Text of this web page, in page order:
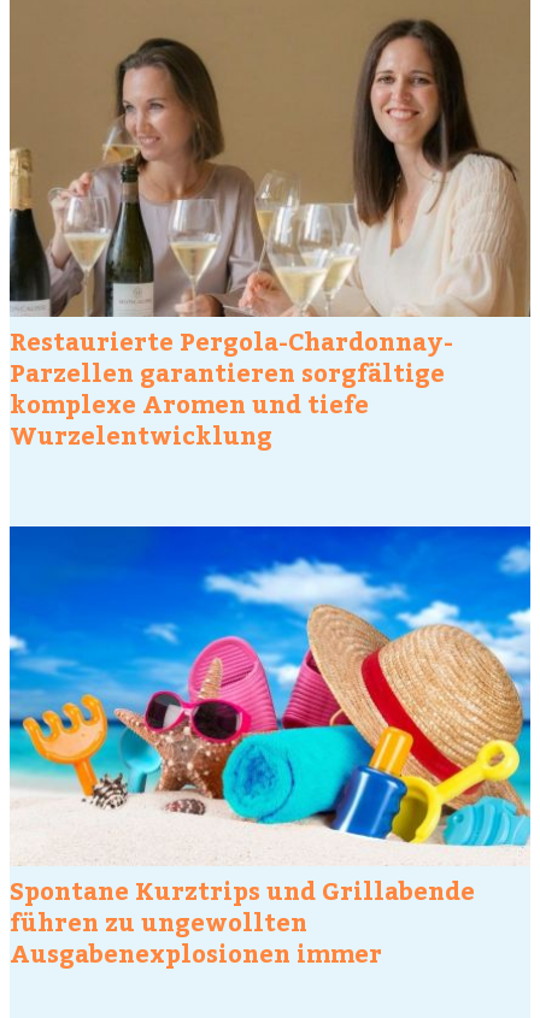
Restaurierte Pergola-Chardonnay-
Parzellen garantieren sorgfältige
komplexe Aromen und tiefe
Wurzelentwicklung
Spontane Kurztrips und Grillabende
führen zu ungewollten
Ausgabenexplosionen immer